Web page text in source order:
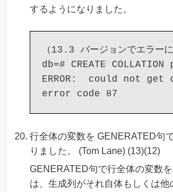
するようになりました。
（13.3 バージョンでエラーに
db=# CREATE
ERROR:  could not
行全体の変数を GENERATED句
りました。 (Tom Lane) (13)(12)
GENERATED句で行全体の変数
は、生成列がそれ自体もしくは他